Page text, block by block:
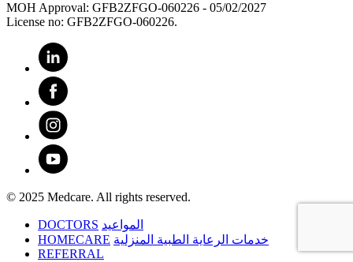
MOH Approval: GFB2ZFGO-060226 - 05/02/2027
License no: GFB2ZFGO-060226.
© 2025 Medcare. All rights reserved.
DOCTORS المواعيد
HOMECARE خدمات الرعاية الطبية المنزلية
REFERRAL